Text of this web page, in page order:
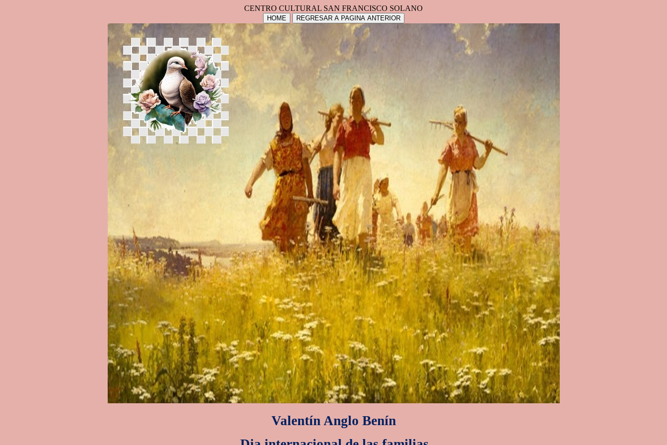
CENTRO CULTURAL SAN FRANCISCO SOLANO
HOME REGRESAR A PAGINA ANTERIOR
Valentín Anglo Benín